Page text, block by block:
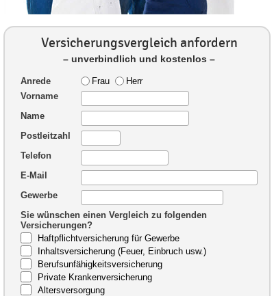
Versicherungsvergleich anfordern
– unverbindlich und kostenlos –
Anrede Frau
Herr
Vorname
Name
Postleitzahl
Telefon
E-Mail
Gewerbe
Sie wünschen einen Vergleich zu folgenden
Versicherungen?
Haftpflichtversicherung für Gewerbe
Inhaltsversicherung (Feuer, Einbruch usw.)
Berufsunfähigkeitsversicherung
Private Krankenversicherung
Altersversorgung